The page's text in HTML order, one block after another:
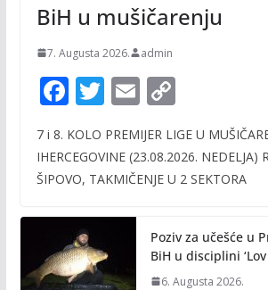
BiH u mušičarenju
7. Augusta 2026. admin
F
e
b
o
k
T
itt
er
E
ai
l
C
p
y
n
k
7 i 8. KOLO PREMIJER LIGE U
IHERCEGOVINE (23.08.2026. NEDELJA)
ŠIPOVO, TAKMIČENJE U 2 SEKTORA
Poziv za učešće u
BiH u disciplini
6. Augusta 2026.